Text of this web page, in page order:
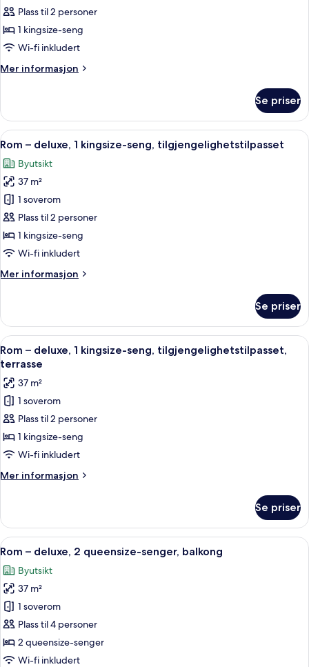
–
deluxe,
1
seng,
Plass til 2 personer
1 kingsize-seng
Wi-fi inkludert
Mer informasjon
Mer
–
deluxe,
1
seng,
terrasse
Se priser
Åpne
alle
bildene
av
Rom
–
deluxe,
1
seng,
Italienske Frette-laken, sengetøy av
4
Rom – deluxe, 1 kingsize-seng, tilgjengelighetstilpasset
Byutsikt
37 m²
1 soverom
Plass til 2 personer
1 kingsize-seng
Wi-fi inkludert
Mer informasjon
Mer
–
deluxe,
1
kingsize-
tilgjengelighetstilpasset
Se priser
Åpne
alle
bildene
av
Rom
–
deluxe,
1
kingsize-
seng,
terrasse
Italienske Frette-laken, sengetøy av
4
Rom – deluxe, 1 kingsize-seng, tilgjengelighetstilpasset,
terrasse
37 m²
1 soverom
Plass til 2 personer
1 kingsize-seng
Wi-fi inkludert
Mer informasjon
Mer
–
deluxe,
1
seng,
tilgjengelighetstilpasset,
terrasse
Se priser
Åpne
alle
bildene
av
Rom
–
deluxe,
2
Italienske Frette-laken, sengetøy av
5
Rom – deluxe, 2 queensize-senger, balkong
Byutsikt
37 m²
1 soverom
Plass til 4 personer
2 queensize-senger
Wi-fi inkludert